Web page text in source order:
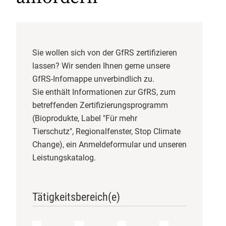
GfRS Gesellschaft für
Ressourcenschutz mbH
Natürlich GfRS-#biozertifiziert!
GfRS Gesellschaft für
Ressourcenschutz mbH
Mo - Fr: 9.00 - 12.00 & 13.00 - 17.00 Uhr
Telefon 0551 - 488 77 31
oderoekosortiment@ gfrs.de
biokueche@gfrs.de (24/7)
Nachhaltigkeitslabel
FairBio
Klima
Regionalität
Tierschutz
Lieferkette
Sie wollen sich von der GfRS zertifizieren
lassen? Wir senden Ihnen gerne unsere
GfRS-Infomappe unverbindlich zu.
Sie enthält Informationen zur GfRS, zum
betreffenden Zertifizierungsprogramm
(Bioprodukte, Label "Für mehr
Tierschutz", Regionalfenster, Stop Climate
Change), ein Anmeldeformular und unseren
Leistungskatalog.
Tätigkeitsbereich(e)